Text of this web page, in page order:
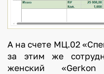
А на счете МЦ.02
за этим же
женский